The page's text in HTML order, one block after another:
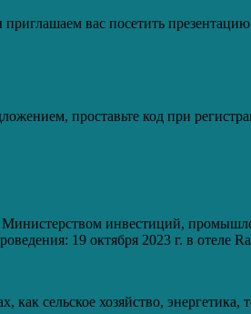
вас посетить
проставьте код при
инвестиций,
19 октября 2023 г. в отеле
как сельское хозяйство,